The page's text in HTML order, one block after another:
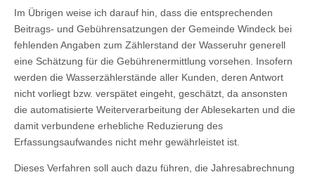
Im Übrigen weise ich darauf hin, dass die entsprechenden
Beitrags- und Gebührensatzungen der Gemeinde Windeck bei
fehlenden Angaben zum Zählerstand der Wasseruhr generell
eine Schätzung für die Gebührenermittlung vorsehen. Insofern
werden die Wasserzählerstände aller Kunden, deren Antwort
nicht vorliegt bzw. verspätet eingeht, geschätzt, da ansonsten
die automatisierte Weiterverarbeitung der Ablesekarten und die
damit verbundene erhebliche Reduzierung des
Erfassungsaufwandes nicht mehr gewährleistet ist.
Dieses Verfahren soll auch dazu führen, die Jahresabrechnung